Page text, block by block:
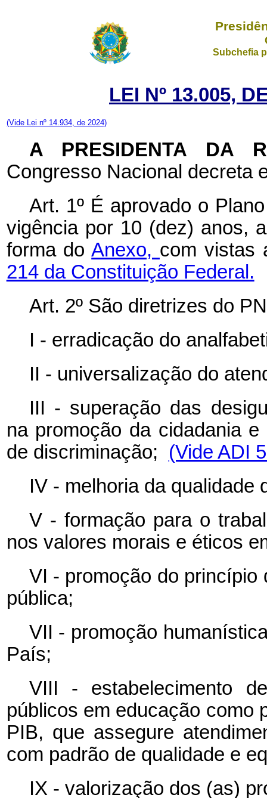
Subchefia
LEI Nº 13.005,
(Vide Lei nº 14.934, de 2024)
A PRESIDENTA DA
Congresso Nacional decreta
Art. 1º É aprovado o
vigência por 10 (dez) anos,
forma doAnexo, com vistas
214 da Constituição Federal.
Art. 2º São diretrizes do
I - erradicação do
II - universalização do
III - superação das
na promoção da cidadania
de discriminação; (Vide ADI
IV - melhoria da qualidade
V - formação para o
nos valores morais e éticos
VI - promoção do princípio
pública;
VII - promoção
País;
VIII - estabelecimento
públicos em educação como
PIB, que assegure
com padrão de qualidade e
IX - valorização dos (as)